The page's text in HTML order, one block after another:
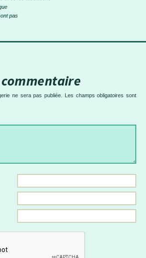
pas
ne sera pas publiée.
Les champs obligatoires sont